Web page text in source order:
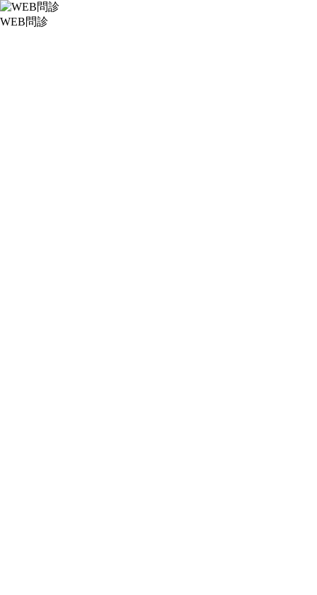
WEB問診